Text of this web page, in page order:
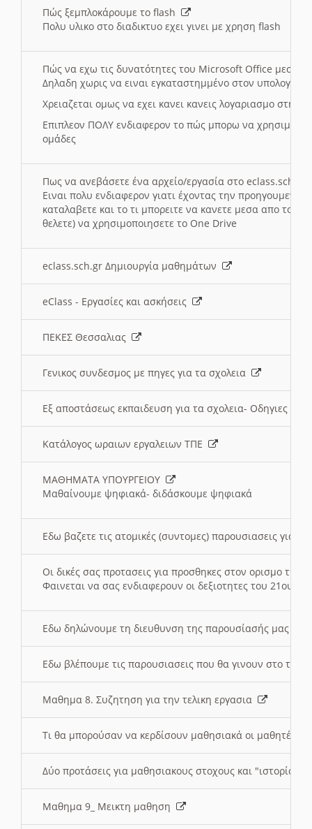
Πώς ξεμπλοκάρουμε το flash
Πολυ υλικο στο διαδικτυο εχει γινει με χρηση flash
Πώς να εχω τις δυνατότητες του Microsoft Office μεσω
Δηλαδη χωρις να ειναι εγκαταστημμένο στον
Χρειαζεται ομως να εχει κανει κανεις λογαριασμο στη
Επιπλεον ΠΟΛΥ ενδιαφερον το πώς μπορω να
ομάδες
Πως να ανεβάσετε ένα αρχείο/εργασία στο eclass.sch.gr
Ειναι πολυ ενδιαφερον γιατι έχοντας την
καταλαβετε και το τι μπορειτε να κανετε μεσα απο το
θελετε) να χρησιμοποιησετε το One Drive
eclass.sch.gr Δημιουργία μαθημάτων
eClass - Εργασίες και ασκήσεις
ΠΕΚΕΣ Θεσσαλιας
Γενικος συνδεσμος με πηγες για τα σχολεια
Εξ αποστάσεως εκπαιδευση για τα σχολεια- Οδηγιες
Κατάλογος ωραιων εργαλειων ΤΠΕ
ΜΑΘΗΜΑΤΑ ΥΠΟΥΡΓΕΙΟΥ
Μαθαίνουμε ψηφιακά- διδάσκουμε ψηφιακά
Εδω βαζετε τις ατομικές (συντομες) παρουσιασεις για
Οι δικές σας προτασεις για προσθηκες στον ορισμο
Φαινεται να σας ενδιαφερουν οι δεξιοτητες του 21ου
Εδω δηλώνουμε τη διευθυνση της παρουσίασής μας
Εδω βλέπουμε τις παρουσιασεις που θα γινουν στο
Μαθημα 8. Συζητηση για την τελικη εργασια
Τι θα μπορούσαν να κερδίσουν μαθησιακά οι μαθητές/
Δύο προτάσεις για μαθησιακους στοχους και "ιστορία"
Μαθημα 9_ Μεικτη μαθηση